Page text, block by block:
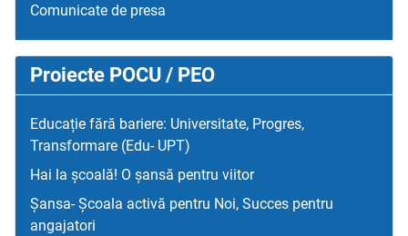
Comunicate de presa
Proiecte POCU / PEO
Educație fără bariere: Universitate, Progres,
Transformare (Edu- UPT)
Hai la școală! O șansă pentru viitor
Șansa- Școala activă pentru Noi, Succes pentru
angajatori